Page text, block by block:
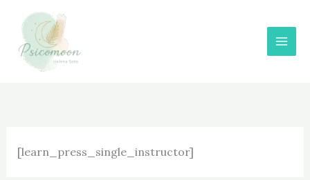
contenido
[learn_press_single_instructor]